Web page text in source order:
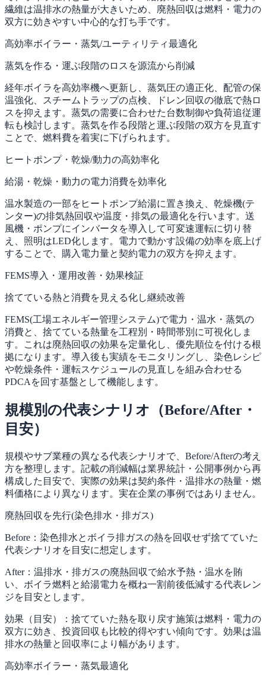
繊維は温排水の熱量が大きいため、廃熱回収は燃料・電力の
双方に効きやすい中心的な打ち手です。
高効率ボイラー・蒸気/ユーティリティ最適化
蒸気を作る・運ぶ段階のロスを源流から削減
経年ボイラを高効率機へ更新し、蒸気圧の適正化、配管の保
温強化、スチームトラップの点検、ドレン回収の徹底で熱ロ
スを抑えます。蒸気の需要に合わせた台数制御や負荷追従運
転も検討します。蒸気を作る段階と運ぶ段階の双方を見直す
ことで、燃料費を着実に下げられます。
ヒートポンプ・乾燥/動力の高効率化
給湯・乾燥・動力の電力消費を効率化
温水製造の一部をヒートポンプ給湯に置き換え、乾燥機(テ
ンター)の排気熱回収や温度・排気の最適化を行います。送
風機・ポンプにインバータを導入して可変速運転に切り替
え、照明はLED化します。電力で動かす設備の効率を底上げ
することで、購入電力量と契約電力の双方を抑えます。
FEMS導入・運用改善・効果検証
捨てている熱と消費を見える化し継続改善
FEMS(工場エネルギー管理システム)で電力・温水・蒸気の
消費と、捨てている熱量を工程別・時間帯別に可視化しま
す。これは廃熱回収の効果を定量化し、優先順位を付ける根
拠になります。導入後も実績をモニタリングし、染色レシピ
や乾燥条件・運転スケジュールの見直しを組み合わせる
PDCAを回す基盤として機能します。
規模別の代表シナリオ（Before/After・
目安）
規模やサブ業種の異なる代表シナリオで、Before/Afterの考え
方を整理します。記載の削減幅は業界統計・公開事例から再
構成した目安で、実際の効果は契約条件・温排水の熱量・燃
料価格により異なります。実在企業の事例ではありません。
廃熱回収を先行(染色排水・排ガス)
Before： 染色排水とボイラ排ガスの熱を回収せず捨てていた
代表シナリオを目安に想定します。
After： 温排水・排ガスの廃熱回収で給水予熱・温水を賄
い、ボイラ燃料と給湯電力を概ね一割前後低減する代表レン
ジを目安とします。
効果（目安）： 捨てていた熱を取り戻す施策は燃料・電力の
双方に効き、投資回収も比較的得やすい傾向です。効果は温
排水の熱量と回収率により幅があります。
高効率ボイラー・蒸気最適化